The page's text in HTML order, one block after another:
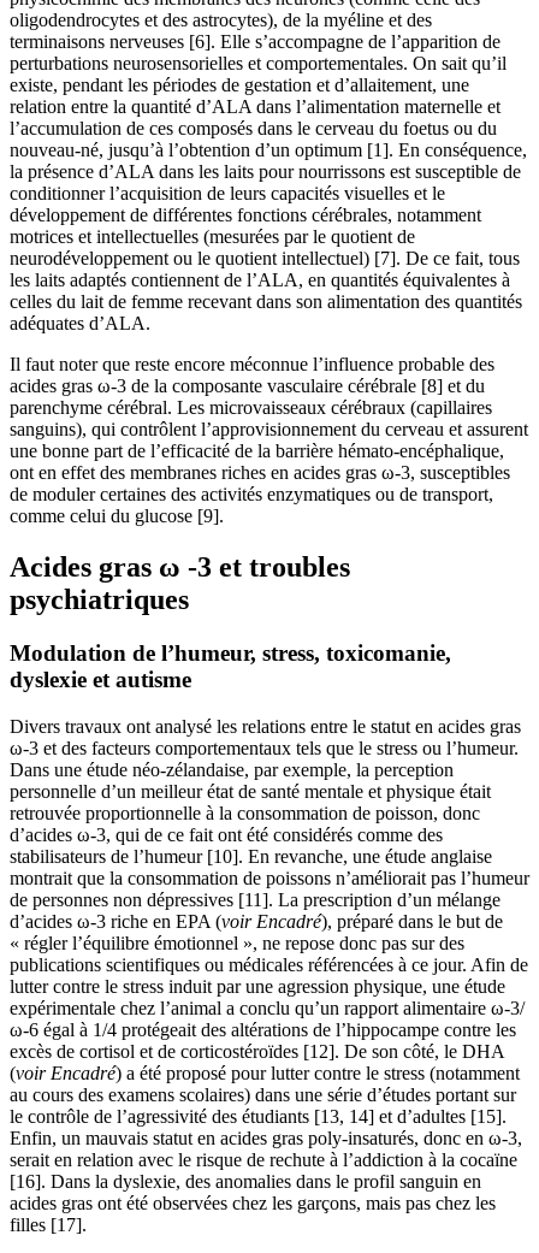
oligodendrocytes et des astrocytes), de la myéline et des
terminaisons nerveuses [6]. Elle s’accompagne de l’apparition de
perturbations neurosensorielles et comportementales. On sait qu’il
existe, pendant les périodes de gestation et d’allaitement, une
relation entre la quantité d’ALA dans l’alimentation maternelle et
l’accumulation de ces composés dans le cerveau du foetus ou du
nouveau-né, jusqu’à l’obtention d’un optimum [1]. En conséquence,
la présence d’ALA dans les laits pour nourrissons est susceptible de
conditionner l’acquisition de leurs capacités visuelles et le
développement de différentes fonctions cérébrales, notamment
motrices et intellectuelles (mesurées par le quotient de
neurodéveloppement ou le quotient intellectuel) [7]. De ce fait, tous
les laits adaptés contiennent de l’ALA, en quantités équivalentes à
celles du lait de femme recevant dans son alimentation des quantités
adéquates d’ALA.
Il faut noter que reste encore méconnue l’influence probable des
acides gras ω-3 de la composante vasculaire cérébrale [8] et du
parenchyme cérébral. Les microvaisseaux cérébraux (capillaires
sanguins), qui contrôlent l’approvisionnement du cerveau et assurent
une bonne part de l’efficacité de la barrière hémato-encéphalique,
ont en effet des membranes riches en acides gras ω-3, susceptibles
de moduler certaines des activités enzymatiques ou de transport,
comme celui du glucose [9].
Acides gras ω -3 et troubles
psychiatriques
Modulation de l’humeur, stress, toxicomanie,
dyslexie et autisme
Divers travaux ont analysé les relations entre le statut en acides gras
ω-3 et des facteurs comportementaux tels que le stress ou l’humeur.
Dans une étude néo-zélandaise, par exemple, la perception
personnelle d’un meilleur état de santé mentale et physique était
retrouvée proportionnelle à la consommation de poisson, donc
d’acides ω-3, qui de ce fait ont été considérés comme des
stabilisateurs de l’humeur [10]. En revanche, une étude anglaise
montrait que la consommation de poissons n’améliorait pas l’humeur
de personnes non dépressives [11]. La prescription d’un mélange
d’acides ω-3 riche en EPA (voir Encadré), préparé dans le but de
« régler l’équilibre émotionnel », ne repose donc pas sur des
publications scientifiques ou médicales référencées à ce jour. Afin de
lutter contre le stress induit par une agression physique, une étude
expérimentale chez l’animal a conclu qu’un rapport alimentaire ω-3/
ω-6 égal à 1/4 protégeait des altérations de l’hippocampe contre les
excès de cortisol et de corticostéroïdes [12]. De son côté, le DHA
(voir Encadré) a été proposé pour lutter contre le stress (notamment
au cours des examens scolaires) dans une série d’études portant sur
le contrôle de l’agressivité des étudiants [13, 14] et d’adultes [15].
Enfin, un mauvais statut en acides gras poly-insaturés, donc en ω-3,
serait en relation avec le risque de rechute à l’addiction à la cocaïne
[16]. Dans la dyslexie, des anomalies dans le profil sanguin en
acides gras ont été observées chez les garçons, mais pas chez les
filles [17].